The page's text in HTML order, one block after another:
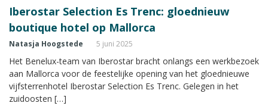
Iberostar Selection Es Trenc: gloednieuw
boutique hotel op Mallorca
Natasja Hoogstede 5 juni 2025
Het Benelux-team van Iberostar bracht onlangs een werkbezoek
aan Mallorca voor de feestelijke opening van het gloednieuwe
vijfsterrenhotel Iberostar Selection Es Trenc. Gelegen in het
zuidoosten […]